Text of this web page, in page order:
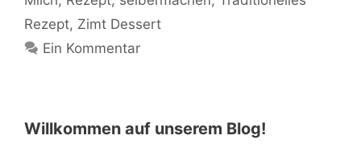
Rezept, Zimt Dessert
Ein Kommentar
Willkommen auf unserem Blog!